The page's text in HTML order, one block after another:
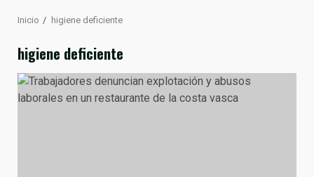
Inicio higiene deficiente
higiene deficiente